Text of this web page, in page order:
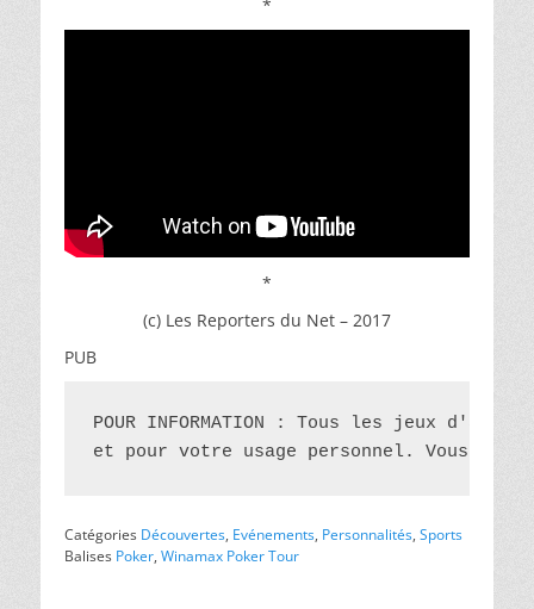
*
*
(c) Les Reporters du Net – 2017
PUB
POUR INFORMATION : Tous les jeux
et pour votre usage personnel. Vous
Catégories Découvertes, Evénements, Personnalités, Sports
Balises Poker, Winamax Poker Tour